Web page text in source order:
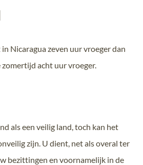
Nicaragua zeven uur vroeger dan
acht uur vroeger.
als een veilig land, toch kan het
zijn. U dient, net als overal ter
bezittingen en voornamelijk in de